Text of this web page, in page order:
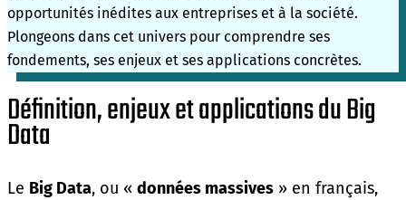
opportunités inédites aux entreprises et à la société.
Plongeons dans cet univers pour comprendre ses
fondements, ses enjeux et ses applications concrètes.
Définition, enjeux et applications du Big
Data
Le Big Data, ou « données massives » en français,